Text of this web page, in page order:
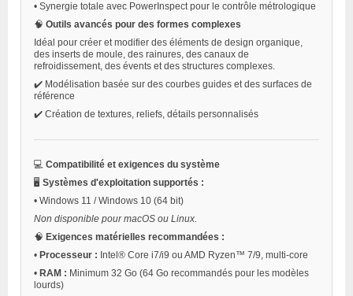
• Synergie totale avec PowerInspect pour le contrôle métrologique
🧠 Outils avancés pour des formes complexes
Idéal pour créer et modifier des éléments de design organique,
des inserts de moule, des rainures, des canaux de
refroidissement, des évents et des structures complexes.
✔️ Modélisation basée sur des courbes guides et des surfaces de
référence
✔️ Création de textures, reliefs, détails personnalisés
💻 Compatibilité et exigences du système
🖥️ Systèmes d'exploitation supportés :
• Windows 11 / Windows 10 (64 bit)
Non disponible pour macOS ou Linux.
🧠 Exigences matérielles recommandées :
• Processeur : Intel® Core i7/i9 ou AMD Ryzen™ 7/9, multi-core
• RAM : Minimum 32 Go (64 Go recommandés pour les modèles
lourds)